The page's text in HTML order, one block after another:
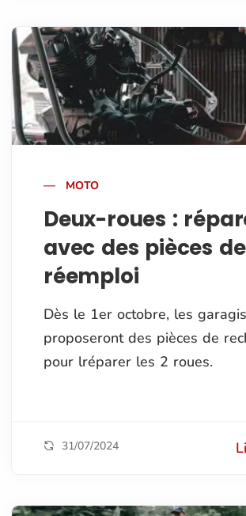
MOTO
Deux-roues :
avec des pièces de
réemploi
Dès le 1er octobre, les
proposeront des pièces de
pour lréparer les 2 roues.
31/07/2024